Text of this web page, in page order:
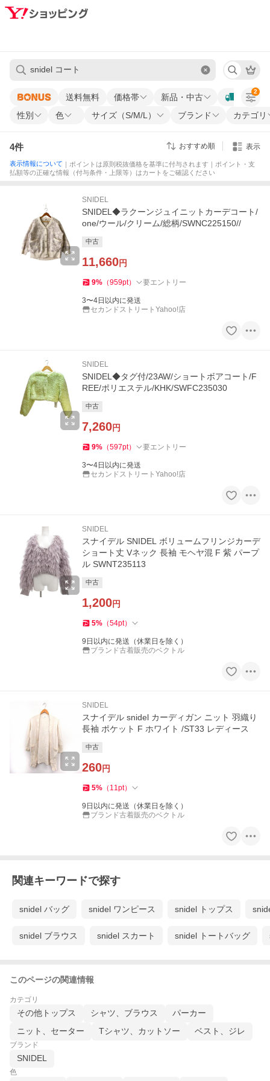
送料無料 価格帯
新品・中古
性別
色 サイズ（S/M/L） ブランド カテゴリ
2
4件 おすすめ順 表示
表示情報について ｜ポイントは原則税抜価格を基準に付与されます｜ポイント・支
払額等の正確な情報（付与条件・上限等）はカートをご確認ください
SNIDEL
SNIDEL◆ラクーンジュイニットカーデコート/
one/ウール/クリーム/総柄/SWNC225150//
中古
11,660円
9% （959pt） 要エントリー
3〜4日以内に発送
セカンドストリートYahoo!店
SNIDEL
SNIDEL◆タグ付/23AW/ショートボアコート/F
REE/ポリエステル/KHK/SWFC235030
中古
7,260円
9% （597pt） 要エントリー
3〜4日以内に発送
セカンドストリートYahoo!店
SNIDEL
スナイデル SNIDEL ボリュームフリンジカーデ
ショート丈 Vネック 長袖 モヘヤ混 F 紫 パープ
ル SWNT235113
中古
1,200円
5% （54pt）
9日以内に発送（休業日を除く）
ブランド古着販売のベクトル
SNIDEL
スナイデル snidel カーディガン ニット 羽織り
長袖 ポケット F ホワイト /ST33 レディース
中古
260円
5% （ 11pt）
9日以内に発送（休業日を除く）
ブランド古着販売のベクトル
関連キーワードで探す
snidel バッグ snidel ワンピース snidel トップス
snidel ブラウス snidel スカート snidel トートバッグ
このページの関連情報
カテゴリ
その他トップス シャツ、ブラウス
パーカー
ニット、セーター
Tシャツ、カットソー ベスト、ジレ
ブランド
SNIDEL
色